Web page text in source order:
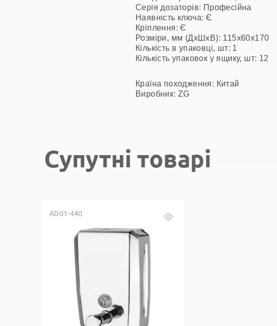
Серія дозаторів: Професійна
Наявність ключа: Є
Кріплення: Є
Розміри, мм (ДхШхВ): 115х60х170
Кількість в упаковці, шт: 1
Кількість упаковок у ящику, шт: 12
Країна походження: Китай
Виробник: ZG
Супутні товарі
AD01-440
Купить в один клик